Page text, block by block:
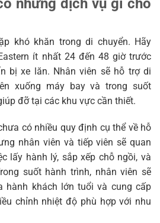
những dịch vụ gì cho
khó khăn trong di chuyển. Hãy
ít nhất 24 đến 48 giờ trước
bị xe lăn. Nhân viên sẽ hỗ trợ di
xuống máy bay và trong suốt
đỡ tại các khu vực cần thiết.
có nhiều quy định cụ thể về hỗ
nhân viên và tiếp viên sẽ quan
lấy hành lý, sắp xếp chỗ ngồi, và
suốt hành trình, nhân viên sẽ
hành khách lớn tuổi và cung cấp
chỉnh nhiệt độ phù hợp với nhu